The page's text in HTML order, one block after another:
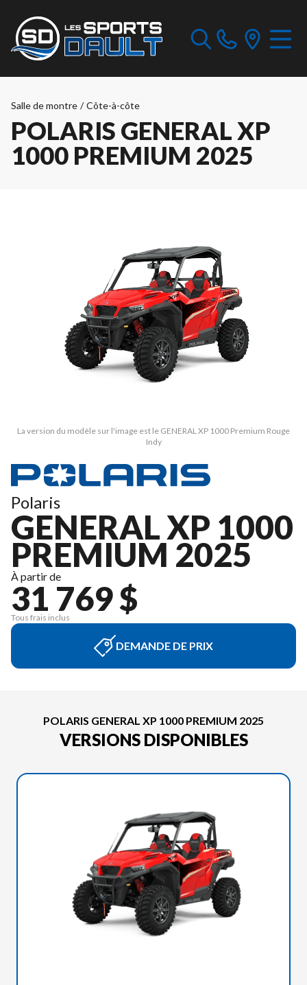
Salle de montre / Côte-à-côte
POLARIS GENERAL XP
1000 PREMIUM 2025
La version du modèle sur l'image est le GENERAL XP 1000 Premium Rouge
Indy
Polaris
GENERAL XP 1000
PREMIUM 2025
À partir de
31 769 $
Tous frais inclus
DEMANDE DE PRIX
POLARIS GENERAL XP 1000 PREMIUM 2025
VERSIONS DISPONIBLES